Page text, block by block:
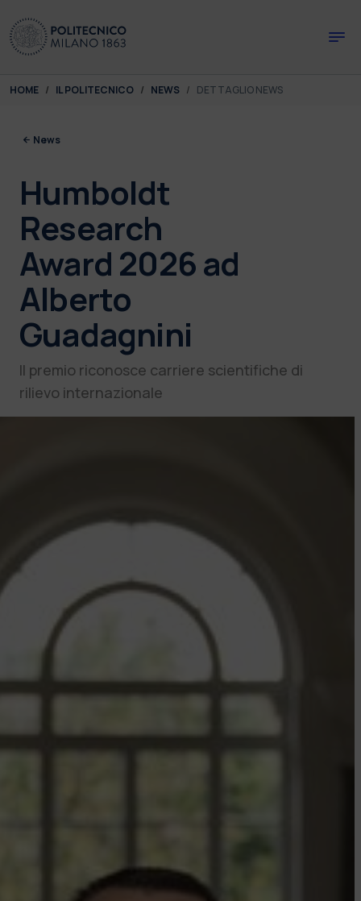
You are here:
HOME IL POLITECNICO NEWS DETTAGLIO NEWS
News
Humboldt
Research
Award 2026 ad
Alberto
Guadagnini
Il premio riconosce carriere scientifiche di
rilievo internazionale